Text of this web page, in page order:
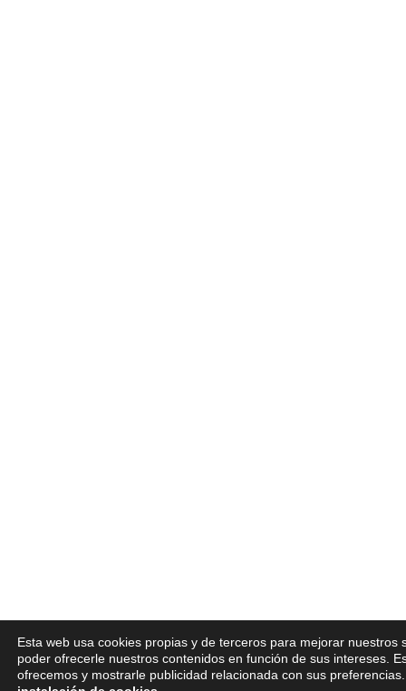
Esta web usa cookies propias y de terceros para mejorar
poder ofrecerle nuestros contenidos en función de sus intereses.
ofrecemos y mostrarle publicidad relacionada con sus